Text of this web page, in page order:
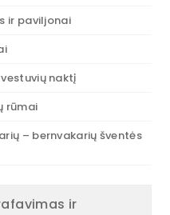
ir paviljonai
naktį
rūmai
– bernvakarių šventės
ir